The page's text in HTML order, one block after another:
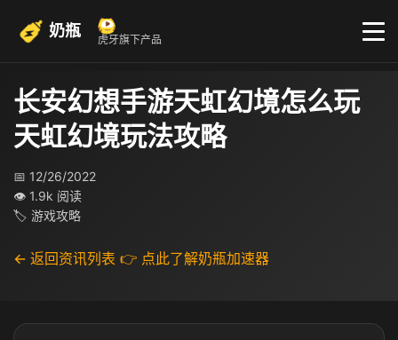
奶瓶 虎牙旗下产品
长安幻想手游天虹幻境怎么玩
天虹幻境玩法攻略
📅 12/26/2022
👁 1.9k 阅读
🏷 游戏攻略
← 返回资讯列表 👉 点此了解奶瓶加速器